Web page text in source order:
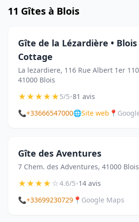
11 Gîtes à Blois
Gîte de la Lézardière • Blois
Cottage
La lezardiere, 116 Rue Albert 1er
41000 Blois
★★★★★5/5•81 avis
📞+33666547000🌐Site web 📍
Gîte des Aventures
7 Chem. des Adventures, 41000 Blois
★★★★☆4.6/5•14 avis
📞+33699230729 📍 Google Maps